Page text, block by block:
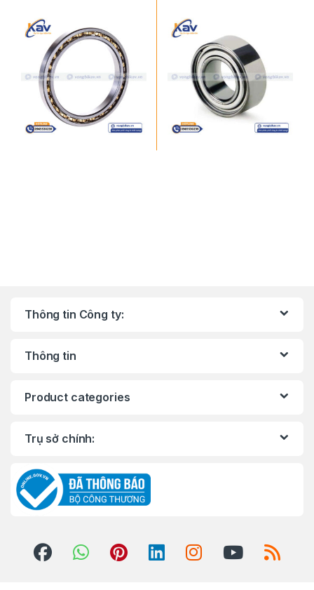
Thông tin Công ty:
Thông tin
Product categories
Trụ sở chính: